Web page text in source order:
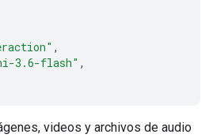
,
3.6-flash" ,
videos y archivos de audio